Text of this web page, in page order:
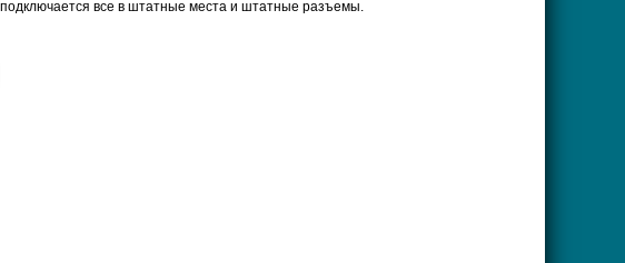
все в штатные места и штатные разъемы.